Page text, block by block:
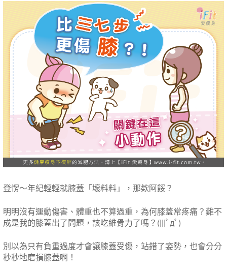
登愣～年紀輕輕就膝蓋「壞料料」，那欸阿餒？
明明沒有運動傷害、體重也不算過重，為何膝蓋常疼痛？難不
成是我的膝蓋出了問題，該吃維骨力了嗎？(|||ﾟдﾟ)
別以為只有負重過度才會讓膝蓋受傷，站錯了姿勢，也會分分
秒秒地磨損膝蓋啊！